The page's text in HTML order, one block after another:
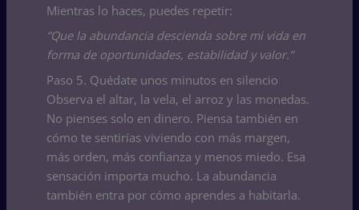
Mientras lo haces, puedes repetir:
“Que la abundancia descienda sobre mi vida en
forma de oportunidades, estabilidad y valor.”
Paso 5. Quédate unos minutos en silencio
Observa el altar, la vela, el arroz y las monedas.
No pienses solo en dinero. Piensa también en
cómo te sentirías viviendo con más margen,
más orden, más confianza y menos miedo. Esa
sensación importa mucho. La abundancia
también entra por cómo aprendes a habitarla.